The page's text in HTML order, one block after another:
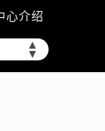
心介绍
▲
▼